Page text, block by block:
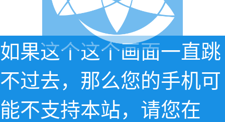
如果这个这个画面一直跳
不过去，那么您的手机可
能不支持本站，请您在